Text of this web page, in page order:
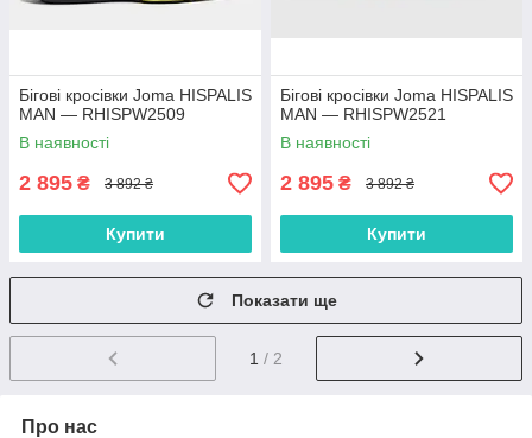
Бігові кросівки Joma HISPALIS
MAN — RHISPW2509
В наявності
2 895 ₴ 3 892 ₴
Купити
Бігові кросівки Joma HISPALIS
MAN — RHISPW2521
В наявності
2 895 ₴ 3 892 ₴
Купити
Показати ще
1 / 2
Про нас